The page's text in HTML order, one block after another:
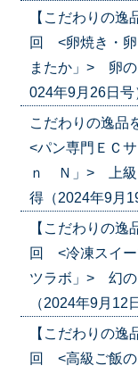
【こだわりの逸
回 <卵焼き・卵
またか」> 卵の
024年9月26日号
こだわりの逸品
<パン専門ＥＣ
ｎ Ｎ」> 上級
得（2024年9月
【こだわりの逸
回 <冷凍スイー
ツラボ」> 幻の
（2024年9月12
【こだわりの逸
回 <高級ご飯の